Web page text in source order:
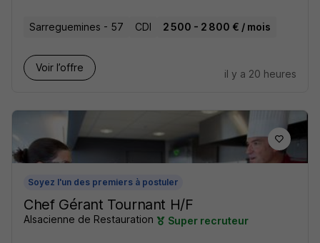
Sarreguemines - 57 CDI 2 500 - 2 800 € / mois
Voir l’offre
il y a 20 heures
Soyez l'un des premiers à postuler
Chef Gérant Tournant H/F
Alsacienne de Restauration Super recruteur